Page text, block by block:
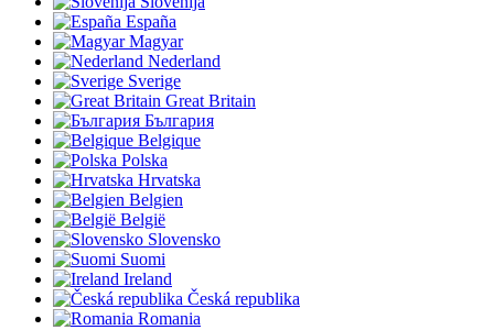
España
Magyar
Nederland
Sverige
Great Britain
България
Belgique
Polska
Hrvatska
Belgien
België
Slovensko
Suomi
Ireland
Česká republika
Romania